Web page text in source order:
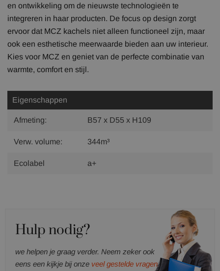
en ontwikkeling om de nieuwste technologieën te
integreren in haar producten. De focus op design zorgt
ervoor dat MCZ kachels niet alleen functioneel zijn, maar
ook een esthetische meerwaarde bieden aan uw interieur.
Kies voor MCZ en geniet van de perfecte combinatie van
warmte, comfort en stijl.
Eigenschappen
Afmeting: B57 x D55 x H109
Verw. volume: 344m³
Ecolabel a+
Hulp nodig?
we helpen je graag verder. Neem zeker ook
eens een kijkje bij onze veel gestelde vragen.